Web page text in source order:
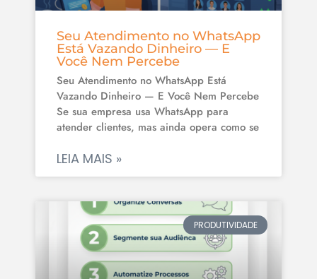
Seu Atendimento no WhatsApp
Está Vazando Dinheiro — E
Você Nem Percebe
Seu Atendimento no WhatsApp Está
Vazando Dinheiro — E Você Nem Percebe
Se sua empresa usa WhatsApp para
atender clientes, mas ainda opera como se
LEIA MAIS »
PRODUTIVIDADE